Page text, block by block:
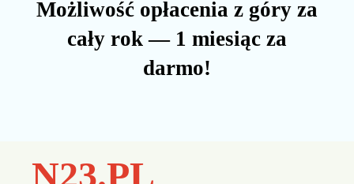
Możliwość opłacenia z góry za
cały rok — 1 miesiąc za
darmo!
N23.PL